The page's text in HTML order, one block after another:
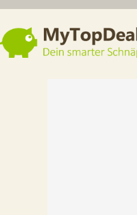
Dein smarter Schnäppchenberater